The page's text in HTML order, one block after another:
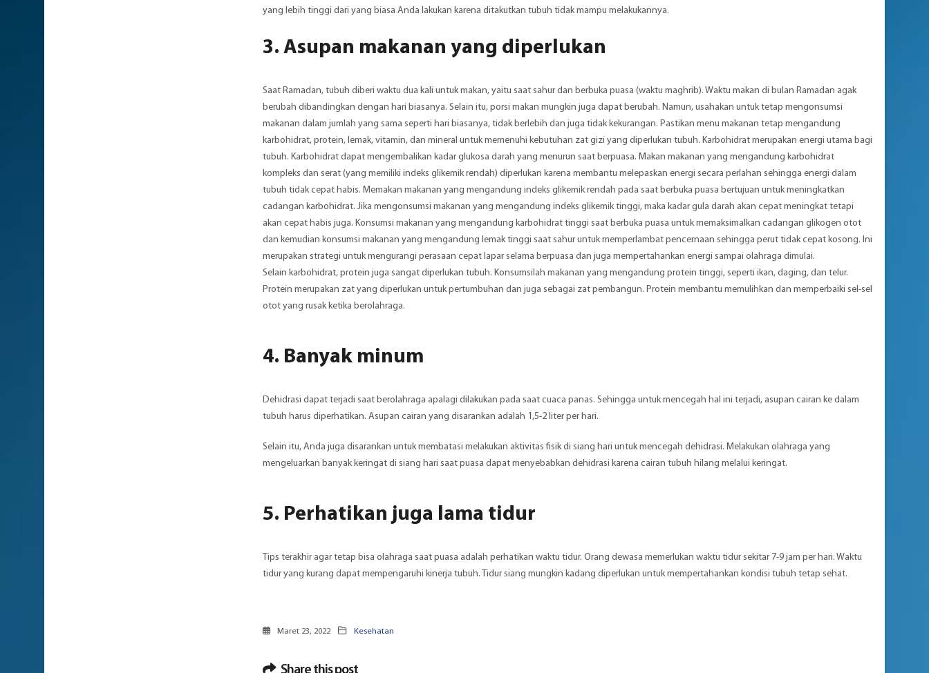
yang lebih tinggi dari yang biasa Anda lakukan karena ditakutkan tubuh tidak mampu melakukannya.
3. Asupan makanan yang diperlukan
Saat Ramadan, tubuh diberi waktu dua kali untuk makan, yaitu saat sahur dan berbuka puasa (waktu maghrib). Waktu makan di bulan Ramadan agak
berubah dibandingkan dengan hari biasanya. Selain itu, porsi makan mungkin juga dapat berubah. Namun, usahakan untuk tetap mengonsumsi
makanan dalam jumlah yang sama seperti hari biasanya, tidak berlebih dan juga tidak kekurangan. Pastikan menu makanan tetap mengandung
karbohidrat, protein, lemak, vitamin, dan mineral untuk memenuhi kebutuhan zat gizi yang diperlukan tubuh. Karbohidrat merupakan energi utama bagi
tubuh. Karbohidrat dapat mengembalikan kadar glukosa darah yang menurun saat berpuasa. Makan makanan yang mengandung karbohidrat
kompleks dan serat (yang memiliki indeks glikemik rendah) diperlukan karena membantu melepaskan energi secara perlahan sehingga energi dalam
tubuh tidak cepat habis. Memakan makanan yang mengandung indeks glikemik rendah pada saat berbuka puasa bertujuan untuk meningkatkan
cadangan karbohidrat. Jika mengonsumsi makanan yang mengandung indeks glikemik tinggi, maka kadar gula darah akan cepat meningkat tetapi
akan cepat habis juga. Konsumsi makanan yang mengandung karbohidrat tinggi saat berbuka puasa untuk memaksimalkan cadangan glikogen otot
dan kemudian konsumsi makanan yang mengandung lemak tinggi saat sahur untuk memperlambat pencernaan sehingga perut tidak cepat kosong. Ini
merupakan strategi untuk mengurangi perasaan cepat lapar selama berpuasa dan juga mempertahankan energi sampai olahraga dimulai.
Selain karbohidrat, protein juga sangat diperlukan tubuh. Konsumsilah makanan yang mengandung protein tinggi, seperti ikan, daging, dan telur.
Protein merupakan zat yang diperlukan untuk pertumbuhan dan juga sebagai zat pembangun. Protein membantu memulihkan dan memperbaiki sel-sel
otot yang rusak ketika berolahraga.
4. Banyak minum
Dehidrasi dapat terjadi saat berolahraga apalagi dilakukan pada saat cuaca panas. Sehingga untuk mencegah hal ini terjadi, asupan cairan ke dalam
tubuh harus diperhatikan. Asupan cairan yang disarankan adalah 1,5-2 liter per hari.
Selain itu, Anda juga disarankan untuk membatasi melakukan aktivitas fisik di siang hari untuk mencegah dehidrasi. Melakukan olahraga yang
mengeluarkan banyak keringat di siang hari saat puasa dapat menyebabkan dehidrasi karena cairan tubuh hilang melalui keringat.
5. Perhatikan juga lama tidur
Tips terakhir agar tetap bisa olahraga saat puasa adalah perhatikan waktu tidur. Orang dewasa memerlukan waktu tidur sekitar 7-9 jam per hari. Waktu
tidur yang kurang dapat mempengaruhi kinerja tubuh. Tidur siang mungkin kadang diperlukan untuk mempertahankan kondisi tubuh tetap sehat.
Maret 23, 2022 Kesehatan
Share this post